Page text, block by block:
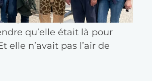
résidente de l’EHPAD
qui nous a bien
qu’elle était là pour
elle n’avait pas l’air de